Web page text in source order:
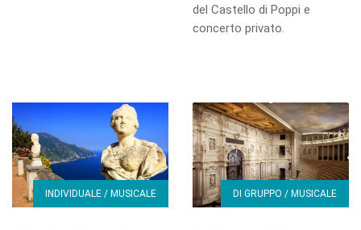
del Castello di Poppi e
concerto privato.
INDIVIDUALE / MUSICALE DI GRUPPO / MUSICALE